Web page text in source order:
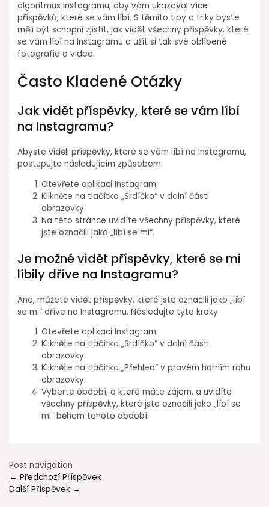
algoritmus Instagramu, aby vám ukazoval více
příspěvků, které se vám líbí. S těmito tipy a triky byste
měli být schopni zjistit, jak vidět všechny příspěvky, které
se vám líbí na Instagramu a užít si tak své oblíbené
fotografie a videa.
Často Kladené Otázky
Jak vidět příspěvky, které se vám líbí
na Instagramu?
Abyste viděli příspěvky, které se vám líbí na Instagramu,
postupujte následujícím způsobem:
Otevřete aplikaci Instagram.
Klikněte na tlačítko „Srdíčko“ v dolní části
obrazovky.
Na této stránce uvidíte všechny příspěvky, které
jste označili jako „líbí se mi“.
Je možné vidět příspěvky, které se mi
líbily dříve na Instagramu?
Ano, můžete vidět příspěvky, které jste označili jako „líbí
se mi“ dříve na Instagramu. Následujte tyto kroky:
Otevřete aplikaci Instagram.
Klikněte na tlačítko „Srdíčko“ v dolní části
obrazovky.
Klikněte na tlačítko „Přehled“ v pravém horním rohu
obrazovky.
Vyberte období, o které máte zájem, a uvidíte
všechny příspěvky, které jste označili jako „líbí se
mi“ během tohoto období.
Post navigation
← Předchozí Příspěvek
Další Příspěvek →